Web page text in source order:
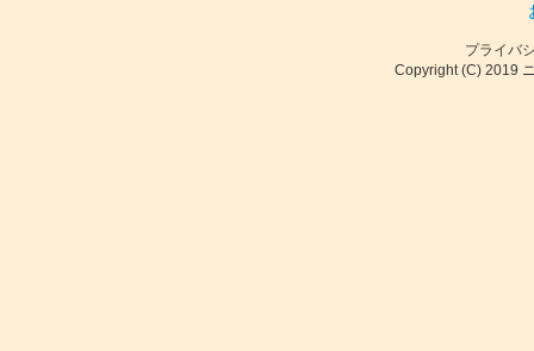
プライバ
Copyright (C) 2019